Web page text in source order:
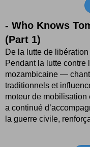
- Who Knows
(Part 1)
De la lutte de
Pendant la lutte
mozambicaine —
traditionnels et
moteur de mobilisation
a continué
la guerre civile,